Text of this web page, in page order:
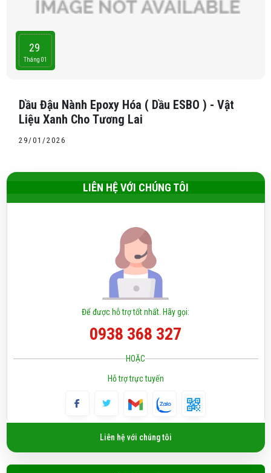
29
Tháng 01
Dầu Đậu Nành Epoxy Hóa ( Dầu ESBO ) - Vật
Liệu Xanh Cho Tương Lai
29/01/2026
LIÊN HỆ VỚI CHÚNG TÔI
Để được hỗ trợ tốt nhất. Hãy gọi:
0938 368 327
HOẶC
Hỗ trợ trực tuyến
Liên hệ với chúng tôi